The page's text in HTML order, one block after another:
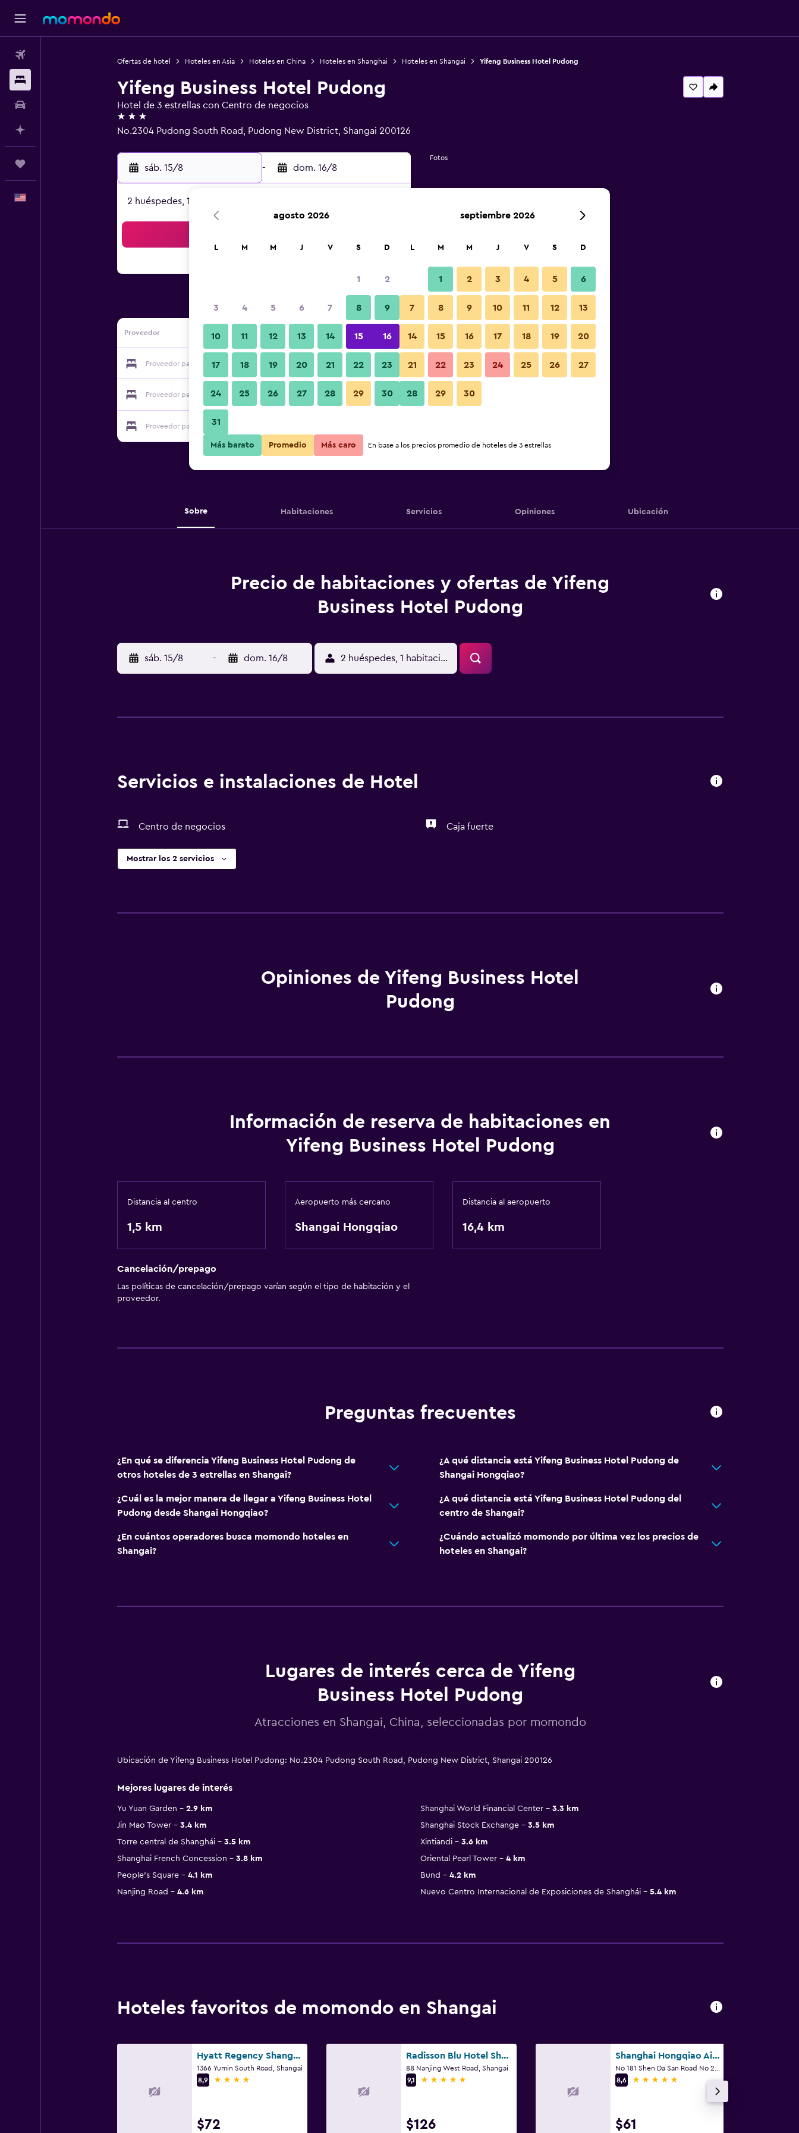
Ofertas de hotel Hoteles en Asia Hoteles en China Hoteles en Shanghai Hoteles en Shangai Yifeng Business Hotel Pudong
Yifeng Business Hotel Pudong
Hotel de 3 estrellas con Centro de negocios
3 estrellas
No.2304 Pudong South Road, Pudong New District, Shangai 200126
sáb. 15/8 - dom. 16/8
2 huéspedes, 1 habitación
Proveedor
Proveedor para Yifeng Business Hotel Pudong Ver precios
Proveedor para Yifeng Business Hotel Pudong Ver precios
Proveedor para Yifeng Business Hotel Pudong
Fotos
Sobre Habitaciones Servicios Opiniones Ubicación
Precio de habitaciones y ofertas de Yifeng
Business Hotel Pudong
sáb. 15/8 - dom. 16/8 2 huéspedes, 1 habitación
Servicios e instalaciones de Hotel
Centro de negocios Caja fuerte
Mostrar los 2 servicios
Opiniones de Yifeng Business Hotel
Pudong
Información de reserva de habitaciones en
Yifeng Business Hotel Pudong
Distancia al centro
1,5 km
Aeropuerto más cercano
Shangai Hongqiao
Distancia al aeropuerto
16,4 km
Cancelación/prepago
Las políticas de cancelación/prepago varían según el tipo de habitación y el
proveedor.
Preguntas frecuentes
¿En qué se diferencia Yifeng Business Hotel Pudong de
otros hoteles de 3 estrellas en Shangai?
¿A qué distancia está Yifeng Business Hotel Pudong de
Shangai Hongqiao?
¿Cuál es la mejor manera de llegar a Yifeng Business Hotel
Pudong desde Shangai Hongqiao?
¿A qué distancia está Yifeng Business Hotel Pudong del
centro de Shangai?
¿En cuántos operadores busca momondo hoteles en
Shangai?
¿Cuándo actualizó momondo por última vez los precios de
hoteles en Shangai?
Lugares de interés cerca de Yifeng
Business Hotel Pudong
Atracciones en Shangai, China, seleccionadas por momondo
Ubicación de Yifeng Business Hotel Pudong: No.2304 Pudong South Road, Pudong New District, Shangai 200126
Mejores lugares de interés
Yu Yuan Garden 2.9 km Shanghai World Financial Center
3.3 km
Jin Mao Tower
3.4 km Shanghai Stock Exchange
3.5 km
Torre central de Shanghái
3.5 km Xintiandi
3.6 km
Shanghai French Concession
3.8 km Oriental Pearl Tower
4 km
People's Square
4.1 km Bund
4.2 km
Nanjing Road
4.6 km Nuevo Centro Internacional de Exposiciones de Shanghái 5.4 km
Hoteles favoritos de momondo en Shangai
Hyatt Regency Shanghai Jiading
1366 Yumin South Road, Shangai
8,9
4 estrellas
$72
Radisson Blu Hotel Shanghai New World
88 Nanjing West Road, Shangai
9,1
5 estrellas
$126
Shanghai Hongqiao Airport Boyue Hotel - Airchina
8,6
5 estrellas
$61
agosto 2026
L M M J V S D
1 2
3 4 5 6 7 8 9
10 11 12 13 14 15 16
17 18 19 20 21 22 23
24 25 26 27 28 29 30
31
septiembre 2026
L M M J V S D
1 2 3 4 5 6
7 8 9 10 11 12 13
14 15 16 17 18 19 20
21 22 23 24 25 26 27
28 29 30
Más barato Promedio Más caro En base a los precios promedio de hoteles de 3 estrellas